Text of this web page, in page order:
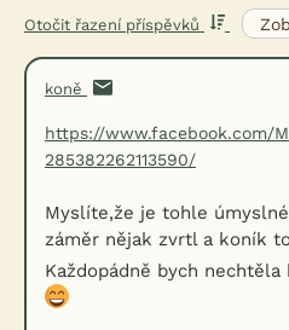
Otočit řazení příspěvků
koně
https://www.facebook.com/
285382262113590/
Myslíte,že je tohle
záměr nějak zvrtl a koník
Každopádně bych